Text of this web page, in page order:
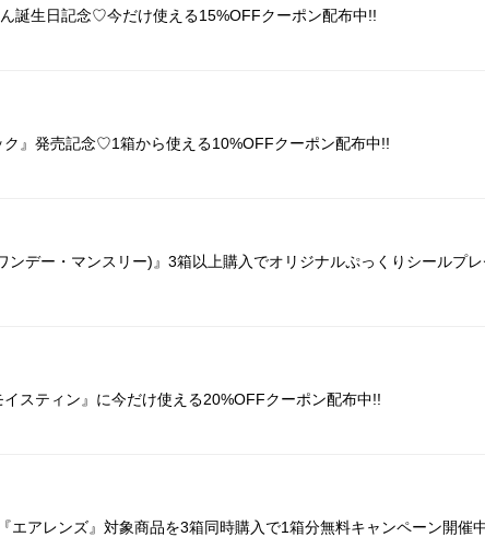
ん誕生日記念♡今だけ使える15%OFFクーポン配布中!!
ク』発売記念♡1箱から使える10%OFFクーポン配布中!!
ンデー・マンスリー)』3箱以上購入でオリジナルぷっくりシールプ
イスティン』に今だけ使える20%OFFクーポン配布中!!
エアレンズ』対象商品を3箱同時購入で1箱分無料キャンペーン開催